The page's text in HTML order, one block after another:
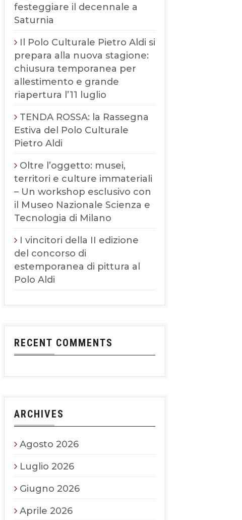
festeggiare il decennale a
Saturnia
Il Polo Culturale Pietro Aldi si
prepara alla nuova stagione:
chiusura temporanea per
allestimento e grande
riapertura l’11 luglio
TENDA ROSSA: la Rassegna
Estiva del Polo Culturale
Pietro Aldi
Oltre l’oggetto: musei,
territori e culture immateriali
– Un workshop esclusivo con
il Museo Nazionale Scienza e
Tecnologia di Milano
I vincitori della II edizione
del concorso di
estemporanea di pittura al
Polo Aldi
RECENT COMMENTS
ARCHIVES
Agosto 2026
Luglio 2026
Giugno 2026
Aprile 2026